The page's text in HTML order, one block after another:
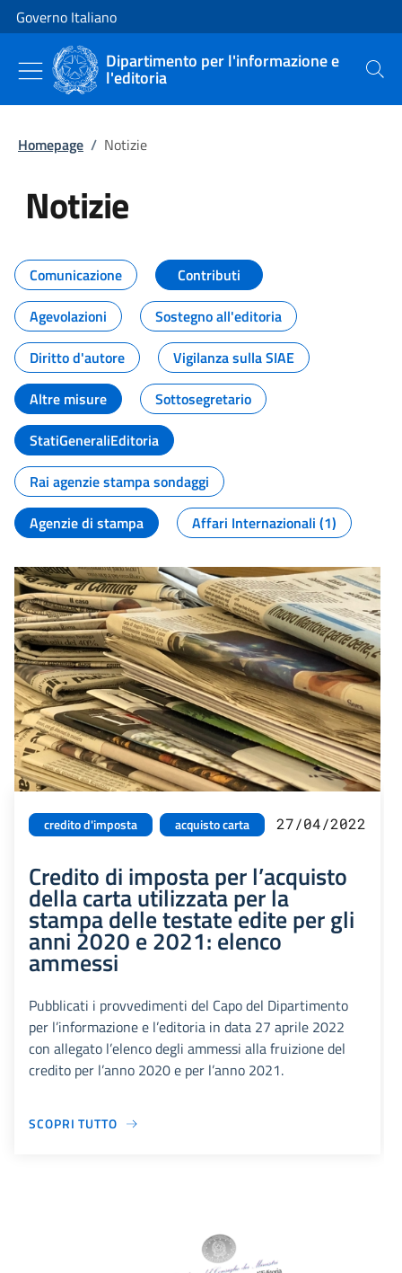
Vai al contenuto
Vai alla navigazione del sito
Governo Italiano
Dipartimento per l'informazione e
l'editoria Cerca
Homepage / Notizie
Notizie
Tutti i contenuti della pagina
Comunicazione
Contributi
Agevolazioni
Sostegno all'editoria
Diritto d'autore
Vigilanza sulla SIAE
Altre misure
Sottosegretario
StatiGeneraliEditoria
Rai agenzie stampa sondaggi
Agenzie di stampa
Affari Internazionali (1)
credito d'imposta acquisto carta 27/04/2022
Credito di imposta per l’acquisto
della carta utilizzata per la
stampa delle testate edite per gli
anni 2020 e 2021: elenco
ammessi
Pubblicati i provvedimenti del Capo del Dipartimento
per l’informazione e l’editoria in data 27 aprile 2022
con allegato l’elenco degli ammessi alla fruizione del
credito per l’anno 2020 e per l’anno 2021.
SCOPRI TUTTO